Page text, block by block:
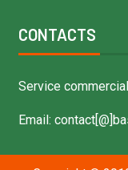
CONTACTS
Service
Email: